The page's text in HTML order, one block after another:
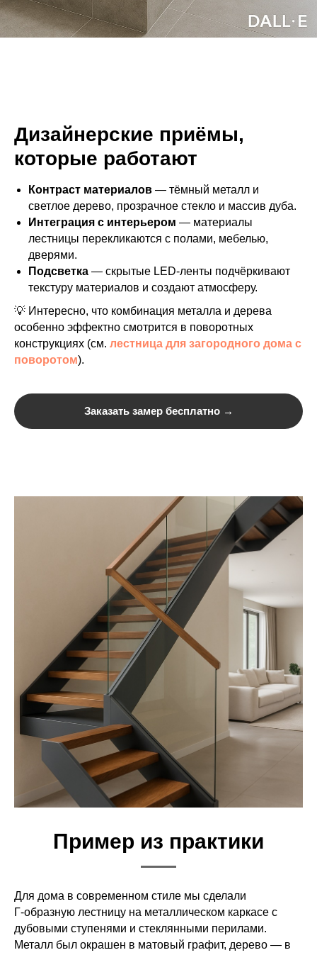
Дизайнерские приёмы,
которые работают
Контраст материалов — тёмный металл и
светлое дерево, прозрачное стекло и массив дуба.
Интеграция с интерьером — материалы
лестницы перекликаются с полами, мебелью,
дверями.
Подсветка — скрытые LED‑ленты подчёркивают
текстуру материалов и создают атмосферу.
💡 Интересно, что комбинация металла и дерева
особенно эффектно смотрится в поворотных
конструкциях (см. лестница для загородного дома с
поворотом).
Заказать замер бесплатно →
Пример из практики
Для дома в современном стиле мы сделали
Г‑образную лестницу на металлическом каркасе с
дубовыми ступенями и стеклянными перилами.
Металл был окрашен в матовый графит, дерево — в